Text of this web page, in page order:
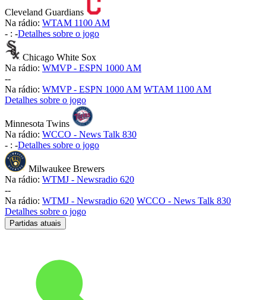
Cleveland Guardians
Na rádio: WTAM 1100 AM
- : -Detalhes sobre o jogo
Chicago White Sox
Na rádio: WMVP - ESPN 1000 AM
--
Na rádio: WMVP - ESPN 1000 AM WTAM 1100 AM
Detalhes sobre o jogo
Minnesota Twins
Na rádio: WCCO - News Talk 830
- : -Detalhes sobre o jogo
Milwaukee Brewers
Na rádio: WTMJ - Newsradio 620
--
Na rádio: WTMJ - Newsradio 620 WCCO - News Talk 830
Detalhes sobre o jogo
Partidas atuais